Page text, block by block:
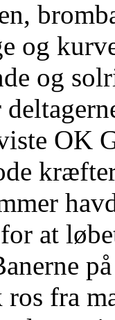
og
og
OK
at
fra